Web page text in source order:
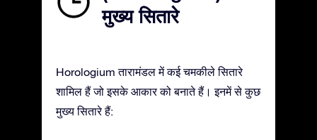
मुख्य सितारे
Horologium तारामंडल में कई चमकीले सितारे
शामिल हैं जो इसके आकार को बनाते हैं। इनमें से कुछ
मुख्य सितारे हैं: